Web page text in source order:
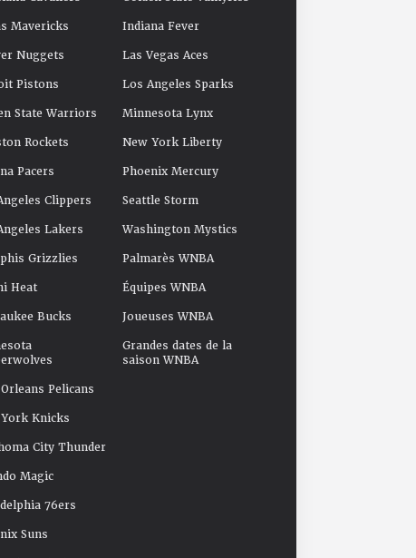
Mavericks
Nuggets
Pistons
State Warriors
Rockets
Pacers
Clippers
Lakers
Grizzlies
Heat
Bucks
Pelicans
Knicks
City Thunder
Magic
76ers
Suns
Indiana Fever
Las Vegas Aces
Los Angeles Sparks
Minnesota Lynx
New York Liberty
Phoenix Mercury
Seattle Storm
Washington Mystics
Palmarès WNBA
Équipes WNBA
Joueuses WNBA
Grandes dates de la
saison WNBA